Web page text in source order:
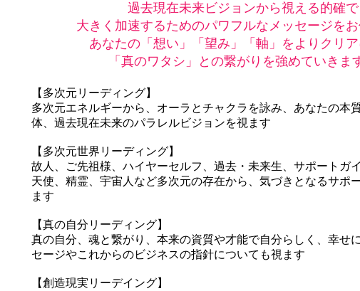
過去現在未来ビジョンから視える的確で
大きく加速するためのパワフルなメッセージをお
あなたの「想い」「望み」「軸」をよりクリア
「真のワタシ」との繋がりを強めていきま
【多次元リーディング】
多次元エネルギーから、オーラとチャクラを詠み、あなたの本
体、過去現在未来のパラレルビジョンを視ます
【多次元世界リーディング】
故人、ご先祖様、ハイヤーセルフ、過去・未来生、サポートガ
天使、精霊、宇宙人など多次元の存在から、気づきとなるサポ
ます
【真の自分リーディング】
真の自分、魂と繋がり、本来の資質や才能で自分らしく、幸せ
セージやこれからのビジネスの指針についても視ます
​【創造現実リーデイング】